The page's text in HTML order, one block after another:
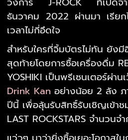
ธันวาคม 2022 ผ่านมา เรีย
เวลาไม่กี่อึดใจ
สำหรับใครที่จิ้มบัตรไม่ทัน ยังมี
สุดท้ายโดยการซื้อเครื่องดื่ม
YOSHIKI เป็นพรีเซนเตอร์ผ่าน
Drink Kan อย่างน้อย 2 ลัง ภ
ปีนี้ เพื่อลุ้นรับสิทธิ์รับเชิญเข้า
LAST ROCKSTARS จำนวน